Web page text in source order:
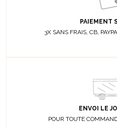
PAIEMENT
3X SANS FRAIS, CB,
ENVOI LE
POUR TOUTE